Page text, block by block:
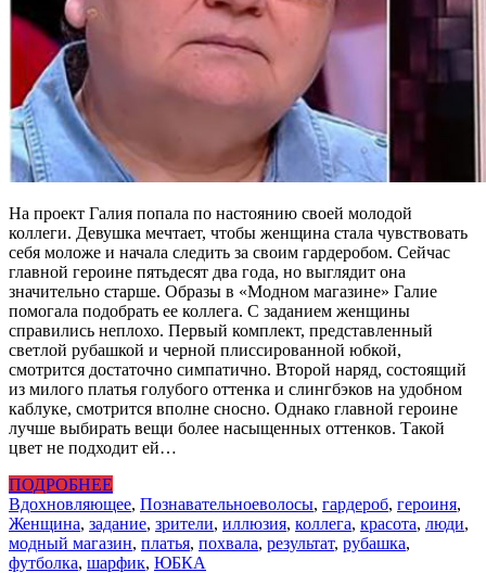
На проект Галия попала по настоянию своей молодой
коллеги. Девушка мечтает, чтобы женщина стала чувствовать
себя моложе и начала следить за своим гардеробом. Сейчас
главной героине пятьдесят два года, но выглядит она
значительно старше. Образы в «Модном магазине» Галие
помогала подобрать ее коллега. С заданием женщины
справились неплохо. Первый комплект, представленный
светлой рубашкой и черной плиссированной юбкой,
смотрится достаточно симпатично. Второй наряд, состоящий
из милого платья голубого оттенка и слингбэков на удобном
каблуке, смотрится вполне сносно. Однако главной героине
лучше выбирать вещи более насыщенных оттенков. Такой
цвет не подходит ей…
ПОДРОБНЕЕ
Вдохновляющее, Познавательноеволосы, гардероб, героиня,
Женщина, задание, зрители, иллюзия, коллега, красота, люди,
модный магазин, платья, похвала, результат, рубашка,
футболка, шарфик, ЮБКА